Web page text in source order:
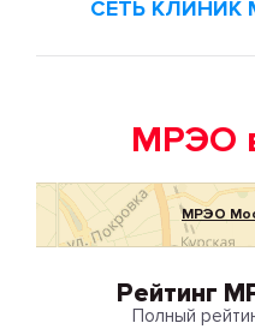
СЕТЬ КЛИНИК
МРЭО
МРЭО
Рейтинг
Полный